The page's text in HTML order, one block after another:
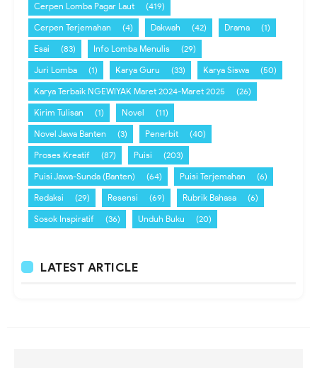
Cerpen Lomba Pagar Laut
(419)
Cerpen Terjemahan
(4) Dakwah (42) Drama
(1)
Esai
(83) Info Lomba Menulis
(29)
Juri Lomba
(1) Karya Guru (33) Karya Siswa
(50)
Karya Terbaik NGEWIYAK Maret 2024-Maret 2025
(26)
Kirim Tulisan
(1) Novel
(11)
Novel Jawa Banten
(3) Penerbit
(40)
Proses Kreatif
(87) Puisi
(203)
Puisi Jawa-Sunda (Banten)
(64) Puisi Terjemahan
(6)
Redaksi
(29) Resensi (69) Rubrik Bahasa
(6)
Sosok Inspiratif
(36) Unduh Buku (20)
LATEST ARTICLE